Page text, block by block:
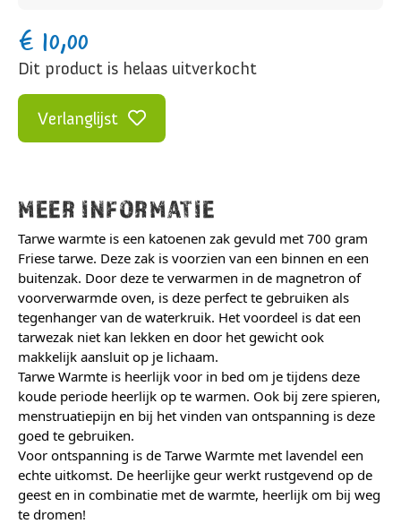
€ 10,00
Dit product is helaas uitverkocht
Verlanglijst
MEER INFORMATIE
Tarwe warmte is een katoenen zak gevuld met 700 gram
Friese tarwe. Deze zak is voorzien van een binnen en een
buitenzak. Door deze te verwarmen in de magnetron of
voorverwarmde oven, is deze perfect te gebruiken als
tegenhanger van de waterkruik. Het voordeel is dat een
tarwezak niet kan lekken en door het gewicht ook
makkelijk aansluit op je lichaam.
Tarwe Warmte is heerlijk voor in bed om je tijdens deze
koude periode heerlijk op te warmen. Ook bij zere spieren,
menstruatiepijn en bij het vinden van ontspanning is deze
goed te gebruiken.
Voor ontspanning is de Tarwe Warmte met lavendel een
echte uitkomst. De heerlijke geur werkt rustgevend op de
geest en in combinatie met de warmte, heerlijk om bij weg
te dromen!